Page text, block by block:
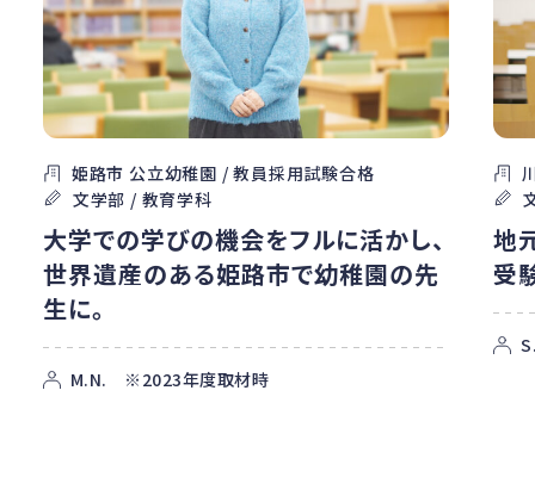
姫路市 公立幼稚園 / 教員採用試験合格
文学部 / 教育学科
大学での学びの機会をフルに活かし、
世界遺産のある姫路市で幼稚園の先
生に。
M.N. ※2023年度取材時
地
受